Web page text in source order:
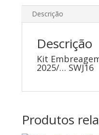
Descrição
Descrição
Kit
2025/… SWJ16
Produtos